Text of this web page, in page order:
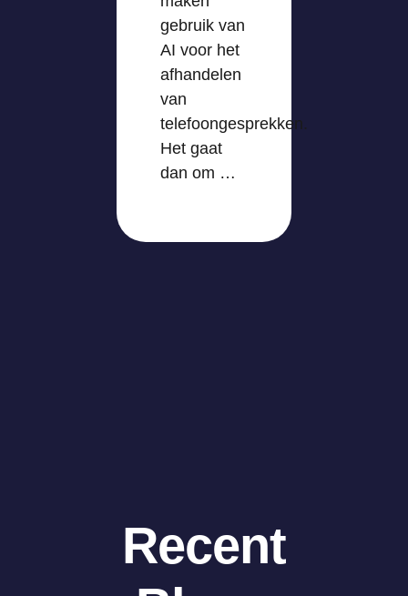
gebruik van
AI voor het
afhandelen
van
telefoongesprekken.
Het gaat
dan om …
Recent